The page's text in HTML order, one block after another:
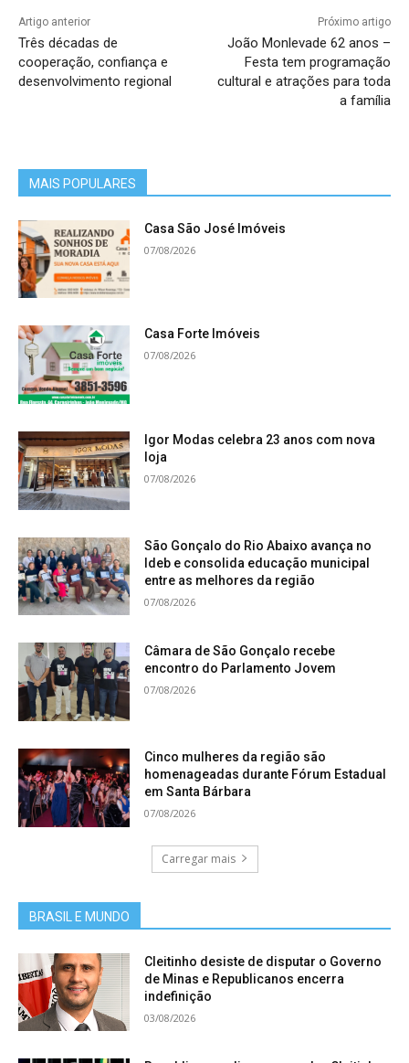
Artigo anterior
Três décadas de
cooperação, confiança e
desenvolvimento regional
Próximo artigo
João Monlevade 62 anos –
Festa tem programação
cultural e atrações para toda
a família
MAIS POPULARES
Casa São José Imóveis
07/08/2026
Casa Forte Imóveis
07/08/2026
Igor Modas celebra 23 anos com nova
loja
07/08/2026
São Gonçalo do Rio Abaixo avança no
Ideb e consolida educação municipal
entre as melhores da região
07/08/2026
Câmara de São Gonçalo recebe
encontro do Parlamento Jovem
07/08/2026
Cinco mulheres da região são
homenageadas durante Fórum Estadual
em Santa Bárbara
07/08/2026
Carregar mais
BRASIL E MUNDO
Cleitinho desiste de disputar o Governo
de Minas e Republicanos encerra
indefinição
03/08/2026